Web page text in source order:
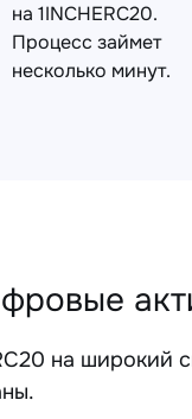
на 1INCHERC20.
Процесс займет
несколько минут.
на широкий